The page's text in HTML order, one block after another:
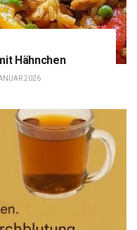
Hähnchen
2026